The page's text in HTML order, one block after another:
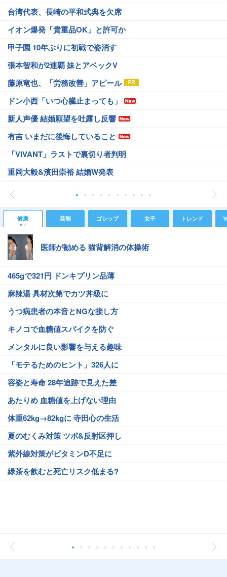
台湾代表、長崎の平和式典を欠席
イオン爆発「貴重品OK」と許可か
甲子園 10年ぶりに初戦で姿消す
張本智和が2連覇 妹とアベックV
藤原竜也、「労務改善」アピール
ドン小西「いつ心臓止まっても」
新人声優 結婚願望を吐露し反響
有吉 いまだに後悔していること
「VIVANT」ラストで裏切り者判明
重岡大毅&濱田崇裕 結婚W発表
健康 芸能 ゴシップ 女子 トレンド
医師が勧める 猫背解消の体操術
465gで321円 ドンキプリン品薄
麻辣湯 具材次第でカツ丼級に
うつ病患者の本音とNGな接し方
キノコで血糖値スパイクを防ぐ
メンタルに良い影響を与える趣味
「モテるためのヒント」326人に
容姿と寿命 28年追跡で見えた差
あたりめ 血糖値を上げない理由
体重62kg→82kgに 寺田心の生活
夏のむくみ対策 ツボ&反射区押し
紫外線対策がビタミンD不足に
緑茶を飲むと死亡リスク低まる?